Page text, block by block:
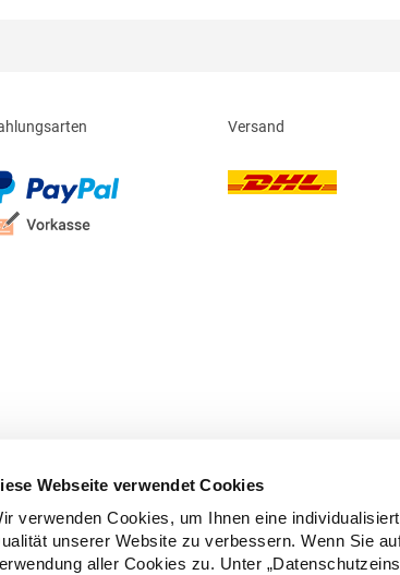
Webseite verwendet Cookies
verwenden Cookies, um Ihnen eine
unserer Website zu verbessern. Wenn Sie
aller Cookies zu. Unter
Versand